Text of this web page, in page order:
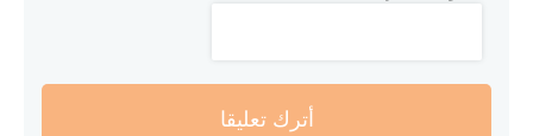
أترك تعليقا